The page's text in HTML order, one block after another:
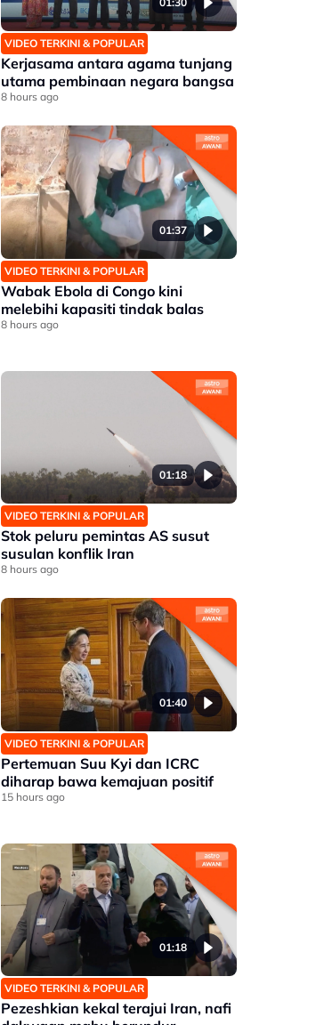
VIDEO TERKINI & POPULAR
Kerjasama antara agama tunjang
utama pembinaan negara bangsa
8 hours ago
01:37
VIDEO TERKINI & POPULAR
Wabak Ebola di Congo kini
melebihi kapasiti tindak balas
8 hours ago
01:18
VIDEO TERKINI & POPULAR
Stok peluru pemintas AS susut
susulan konflik Iran
8 hours ago
01:40
VIDEO TERKINI & POPULAR
Pertemuan Suu Kyi dan ICRC
diharap bawa kemajuan positif
15 hours ago
01:18
VIDEO TERKINI & POPULAR
Pezeshkian kekal terajui Iran, nafi